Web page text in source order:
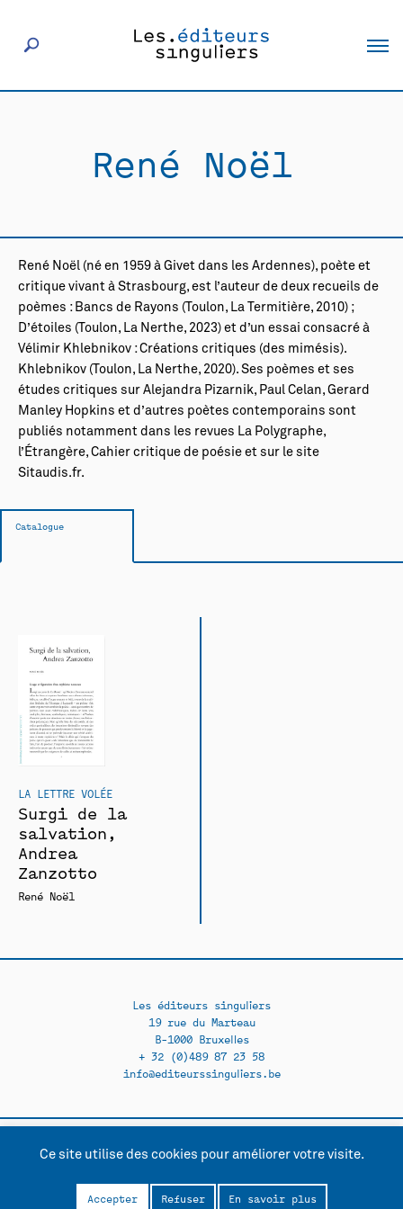
Actualités
Rencontres
René Noël
René Noël (né en 1959 à Givet dans les Ardennes), poète et
critique vivant à Strasbourg, est l’auteur de deux recueils de
poèmes : Bancs de Rayons (Toulon, La Termitière, 2010) ;
D’étoiles (Toulon, La Nerthe, 2023) et d’un essai consacré à
Vélimir Khlebnikov :Créations critiques (des mimésis).
Khlebnikov (Toulon, La Nerthe, 2020). Ses poèmes et ses
études critiques sur Alejandra Pizarnik, Paul Celan, Gerard
Manley Hopkins et d’autres poètes contemporains sont
publiés notamment dans les revues La Polygraphe,
l’Étrangère, Cahier critique de poésie et sur le site
Sitaudis.fr.
Catalogue
LA LETTRE VOLÉE
Surgi de la
salvation,
Andrea
Zanzotto
René Noël
Les éditeurs singuliers
19 rue du Marteau
B-1000 Bruxelles
+ 32 (0)489 87 23 58
info@editeurssinguliers.be
Facebook →
Instagram →
Contact
Politique de confidentialité
Ce site utilise des cookies pour améliorer votre visite.
Accepter Refuser En savoir plus